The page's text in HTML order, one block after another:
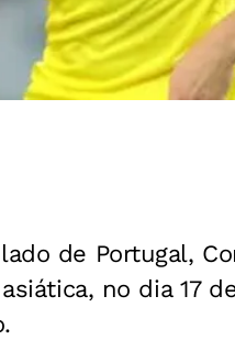
de Portugal,
no dia 17